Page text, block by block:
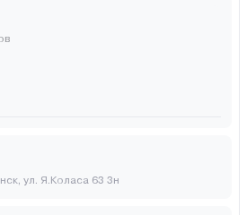
ул. Я.Коласа 63 3н